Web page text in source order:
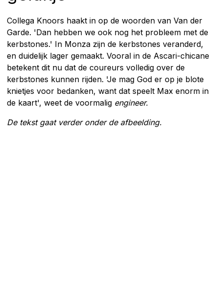
Collega Knoors haakt in op de woorden van Van der
Garde. 'Dan hebben we ook nog het probleem met de
kerbstones.' In Monza zijn de kerbstones veranderd,
en duidelijk lager gemaakt. Vooral in de Ascari-chicane
betekent dit nu dat de coureurs volledig over de
kerbstones kunnen rijden. 'Je mag God er op je blote
knietjes voor bedanken, want dat speelt Max enorm in
de kaart', weet de voormalig engineer.
De tekst gaat verder onder de afbeelding.